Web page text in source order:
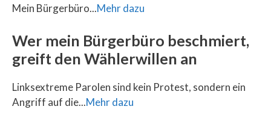
Mein Bürgerbüro...Mehr dazu
Wer mein Bürgerbüro beschmiert,
greift den Wählerwillen an
Linksextreme Parolen sind kein Protest, sondern ein
Angriff auf die...Mehr dazu